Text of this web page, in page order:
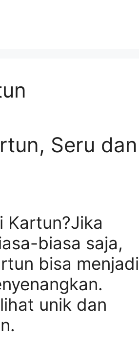
Seru dan
Kartun?Jika
biasa saja,
bisa menjadi
unik dan